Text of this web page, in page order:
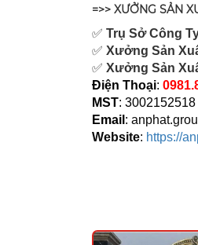
=>> XƯỞNG SẢN
✅ Trụ Sở Công
✅ Xưởng Sản
✅ Xưởng Sản
Điện Thoại:
MST: 3002152518
Email :
Website: https://